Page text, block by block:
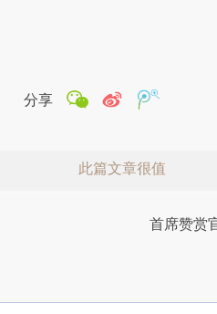
分享
此篇文章很值
首席赞赏